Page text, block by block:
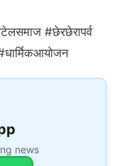
#छेरछेरापर्व
news